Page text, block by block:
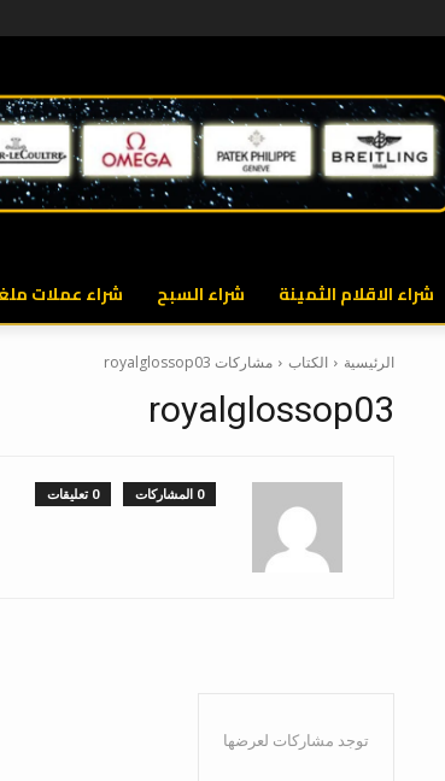
شراء الاقلام الثمينة شراء السبح شراء عملات
الرئيسية الكتاب مشاركات royalglossop03
royalglossop03
0 المشاركات 0 تعليقات
توجد مشاركات لعرضها